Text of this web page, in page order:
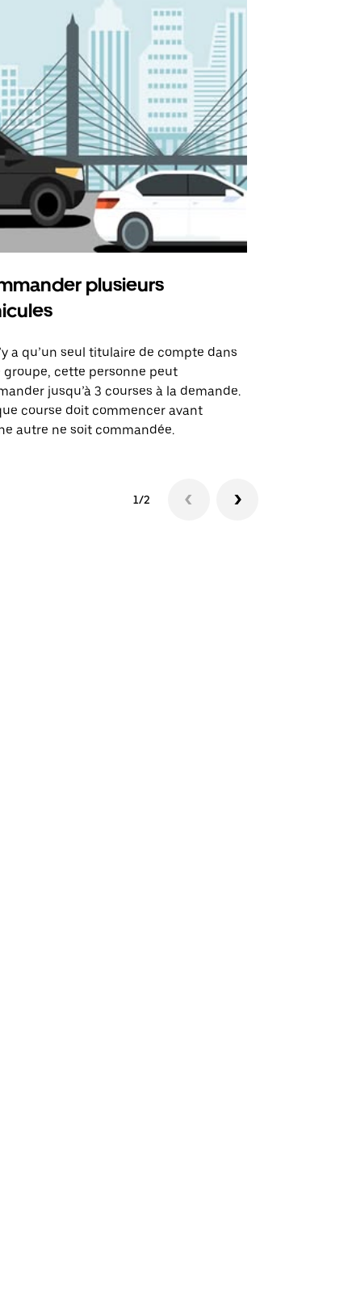
plusieurs
a qu’un seul titulaire de compte dans
groupe, cette personne peut
jusqu’à 3 courses à la demande.
course doit commencer avant
autre ne soit commandée.
1/2